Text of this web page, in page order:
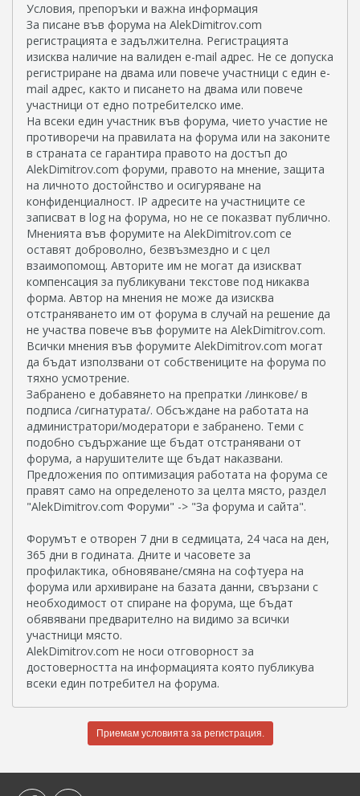
Условия, препоръки и важна информация
За писане във форума на AlekDimitrov.com
регистрацията е задължителна. Регистрацията
изисква наличие на валиден e-mail адрес. Не се допуска
регистриране на двама или повече участници с един e-
mail aдрес, както и писането на двама или повече
участници от едно потребителско име.
На всеки един участник във форума, чието участие не
противоречи на правилата на форума или на законите
в страната се гарантира правото на достъп до
AlekDimitrov.com форуми, правото на мнение, защита
на личното достойнство и осигуряване на
конфиденциалност. IP адресите на участниците се
записват в log на форума, но не се показват публично.
Мненията във форумите на AlekDimitrov.com се
оставят доброволно, безвъзмездно и с цел
взаимопомощ. Авторите им не могат да изискват
компенсация за публикувани текстове под никаква
форма. Автор на мнения не може да изисква
отстраняването им от форума в случай на решение да
не участва повече във форумите на AlekDimitrov.com.
Всички мнения във форумите AlekDimitrov.com могат
да бъдат използвани от собствениците на форума по
тяхно усмотрение.
Забранено е добавянето на препратки /линкове/ в
подписа /сигнатурата/. Обсъждане на работата на
администратори/модератори е забранено. Теми с
подобно съдържание ще бъдат отстранявани от
форума, а нарушителите ще бъдат наказвани.
Предложения по оптимизация работата на форума се
правят само на определеното за целта място, раздел
"AlekDimitrov.com Форуми" -> "За форума и сайта".
Форумът е отворен 7 дни в седмицата, 24 часа на ден,
365 дни в годината. Дните и часовете за
профилактика, обновяване/смяна на софтуера на
форума или архивиране на базата данни, свързани с
необходимост от спиране на форума, ще бъдат
обявявани предварително на видимо за всички
участници място.
AlekDimitrov.com не носи отговорност за
достоверността на информацията която публикува
всеки един потребител на форума.